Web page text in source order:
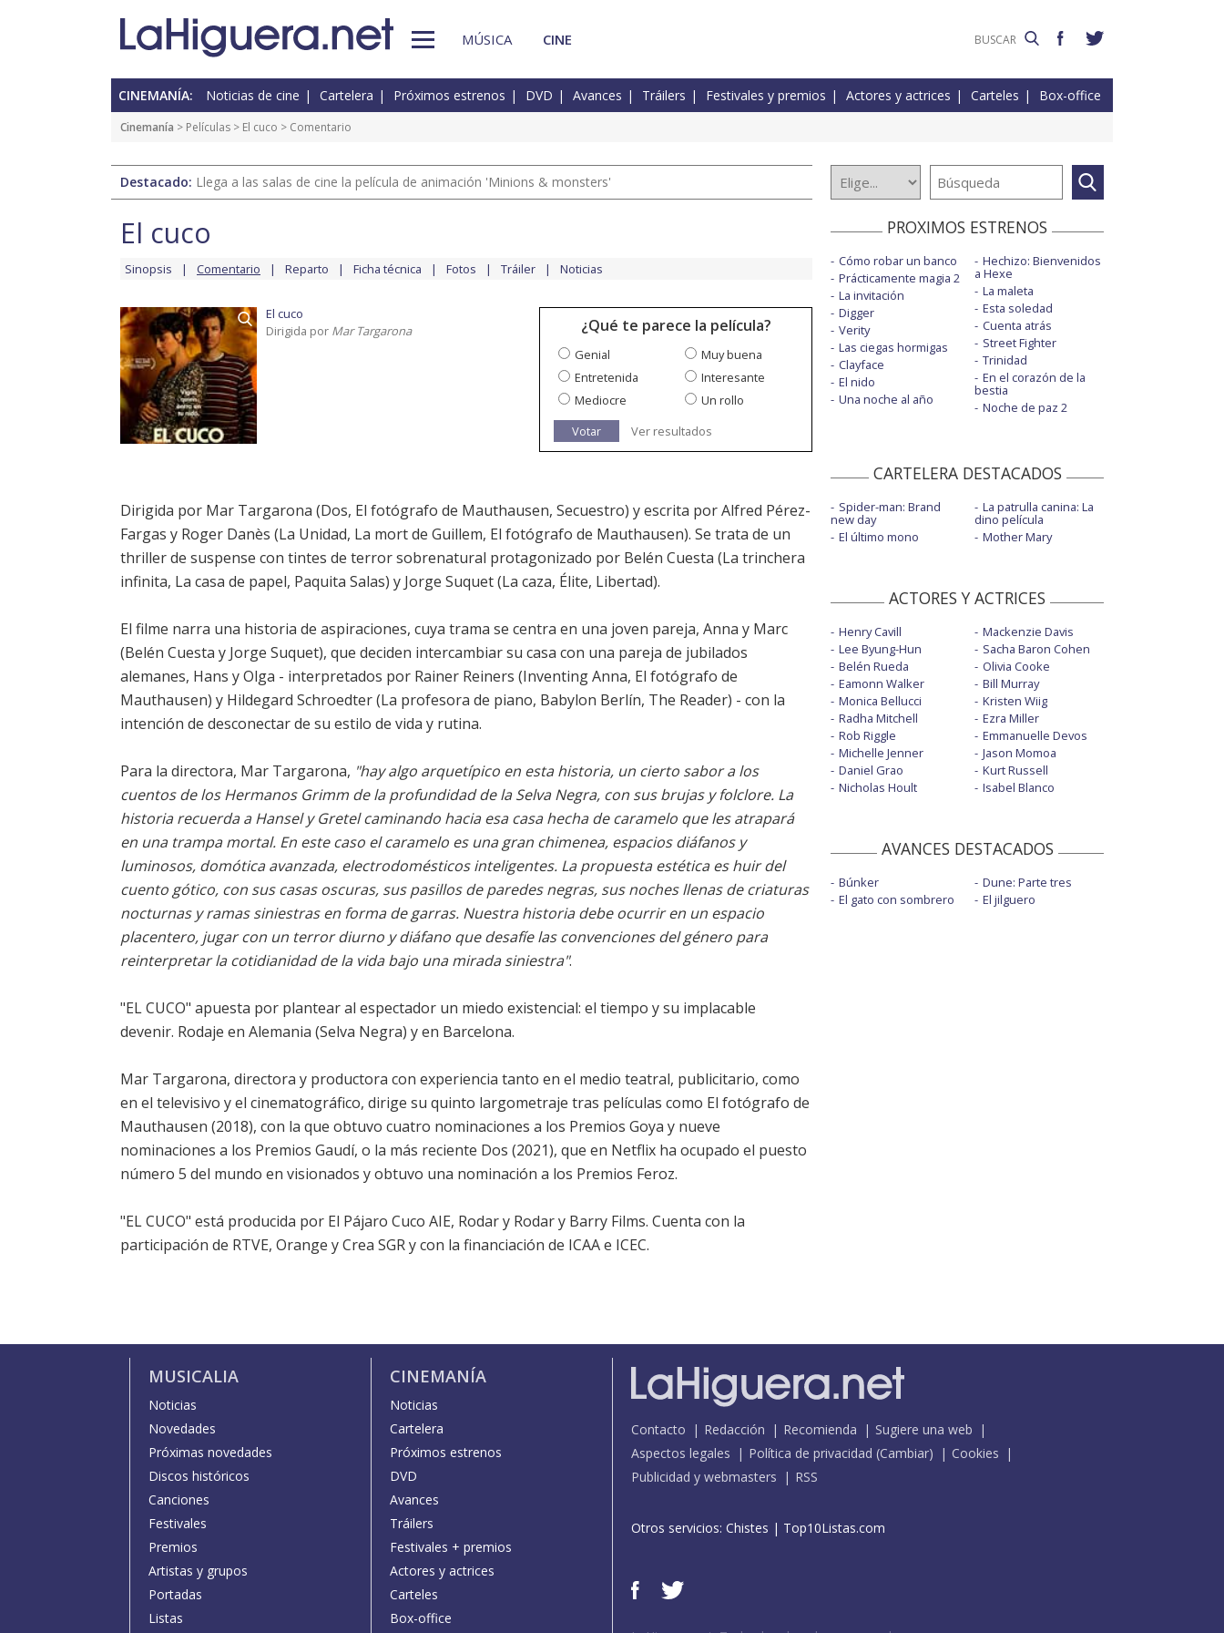
MÚSICA CINE
CINEMANÍA: Noticias de cine Cartelera Próximos estrenos DVD Avances Tráilers Festivales y premios Actores y actrices Carteles Box-office
Cinemanía > Películas > El cuco > Comentario
Destacado: Llega a las salas de cine la película de animación 'Minions & monsters'
El cuco
Sinopsis Comentario Reparto Ficha técnica Fotos Tráiler Noticias
El cuco
Dirigida por Mar Targarona ¿Qué te parece la película?
Genial
Muy buena
Entretenida
Interesante
Mediocre
Un rollo
Votar
Ver resultados
Dirigida por Mar Targarona (Dos, El fotógrafo de Mauthausen, Secuestro) y escrita por Alfred Pérez-
Fargas y Roger Danès (La Unidad, La mort de Guillem, El fotógrafo de Mauthausen). Se trata de un
thriller de suspense con tintes de terror sobrenatural protagonizado por Belén Cuesta (La trinchera
infinita, La casa de papel, Paquita Salas) y Jorge Suquet (La caza, Élite, Libertad).
El filme narra una historia de aspiraciones, cuya trama se centra en una joven pareja, Anna y Marc
(Belén Cuesta y Jorge Suquet), que deciden intercambiar su casa con una pareja de jubilados
alemanes, Hans y Olga - interpretados por Rainer Reiners (Inventing Anna, El fotógrafo de
Mauthausen) y Hildegard Schroedter (La profesora de piano, Babylon Berlín, The Reader) - con la
intención de desconectar de su estilo de vida y rutina.
Para la directora, Mar Targarona, "hay algo arquetípico en esta historia, un cierto sabor a los
cuentos de los Hermanos Grimm de la profundidad de la Selva Negra, con sus brujas y folclore. La
historia recuerda a Hansel y Gretel caminando hacia esa casa hecha de caramelo que les atrapará
en una trampa mortal. En este caso el caramelo es una gran chimenea, espacios diáfanos y
luminosos, domótica avanzada, electrodomésticos inteligentes. La propuesta estética es huir del
cuento gótico, con sus casas oscuras, sus pasillos de paredes negras, sus noches llenas de criaturas
nocturnas y ramas siniestras en forma de garras. Nuestra historia debe ocurrir en un espacio
placentero, jugar con un terror diurno y diáfano que desafíe las convenciones del género para
reinterpretar la cotidianidad de la vida bajo una mirada siniestra".
"EL CUCO" apuesta por plantear al espectador un miedo existencial: el tiempo y su implacable
devenir. Rodaje en Alemania (Selva Negra) y en Barcelona.
Mar Targarona, directora y productora con experiencia tanto en el medio teatral, publicitario, como
en el televisivo y el cinematográfico, dirige su quinto largometraje tras películas como El fotógrafo de
Mauthausen (2018), con la que obtuvo cuatro nominaciones a los Premios Goya y nueve
nominaciones a los Premios Gaudí, o la más reciente Dos (2021), que en Netflix ha ocupado el puesto
número 5 del mundo en visionados y obtuvo una nominación a los Premios Feroz.
"EL CUCO" está producida por El Pájaro Cuco AIE, Rodar y Rodar y Barry Films. Cuenta con la
participación de RTVE, Orange y Crea SGR y con la financiación de ICAA e ICEC.
PROXIMOS ESTRENOS
Cómo robar un banco
Prácticamente magia 2
La invitación
Digger
Verity
Las ciegas hormigas
Clayface
El nido
Una noche al año
Hechizo: Bienvenidos
a Hexe
La maleta
Esta soledad
Cuenta atrás
Street Fighter
Trinidad
En el corazón de la
bestia
Noche de paz 2
CARTELERA DESTACADOS
Spider-man: Brand
new day
El último mono
La patrulla canina: La
dino película
Mother Mary
ACTORES Y ACTRICES
Henry Cavill
Lee Byung-Hun
Belén Rueda
Eamonn Walker
Monica Bellucci
Radha Mitchell
Rob Riggle
Michelle Jenner
Daniel Grao
Nicholas Hoult
Mackenzie Davis
Sacha Baron Cohen
Olivia Cooke
Bill Murray
Kristen Wiig
Ezra Miller
Emmanuelle Devos
Jason Momoa
Kurt Russell
Isabel Blanco
AVANCES DESTACADOS
Búnker
El gato con sombrero
Dune: Parte tres
El jilguero
MUSICALIA
Noticias
Novedades
Próximas novedades
Discos históricos
Canciones
Festivales
Premios
Artistas y grupos
Portadas
Listas
CINEMANÍA
Noticias
Cartelera
Próximos estrenos
DVD
Avances
Tráilers
Festivales + premios
Actores y actrices
Carteles
Box-office
Contacto Redacción Recomienda
Sugiere una web
Aspectos legales
Política de privacidad (Cambiar)
Cookies
Publicidad y webmasters
RSS
Otros servicios: Chistes | Top10Listas.com